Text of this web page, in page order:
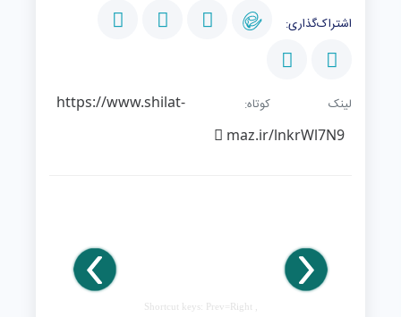
اشتراک‌گذاری:
لینک کوتاه:https://www.shilat-
maz.ir/lnkrWl7N9
Shortcut keys: Prev=Right ,